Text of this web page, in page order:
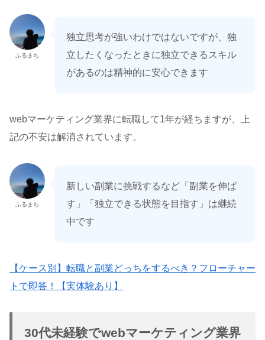
ふるまち
独立思考が強いわけではないですが、独
立したくなったときに独立できるスキル
があるのは精神的に安心できます
webマーケティング業界に転職して1年が経ちますが、上
記の不安は解消されています。
ふるまち
新しい副業に挑戦するなど「副業を伸ば
す」「独立できる状態を目指す」は継続
中です
【ケース別】転職と副業どっちをするべき？フローチャー
トで即答！【実体験あり】
30代未経験でwebマーケティング業界